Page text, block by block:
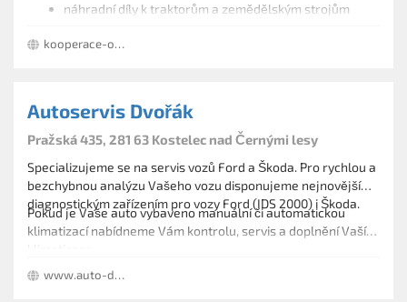
náhradní díly k traktorům a zemědělským strojům
pneumatiky a duše
klínové řemeny
gufera
filtry a součásti pro hydrauliku
hospodářské potřeby
kooperace-okrisky.cz
Autoservis Dvořák
Pražská 435, 281 63 Kostelec nad Černými lesy
Specializujeme se na servis vozů Ford a Škoda. Pro rychlou a
bezchybnou analýzu Vašeho vozu disponujeme nejnovějším
diagnostickým zařízením pro vozy Ford (IDS 2000) i Škoda.
Pokud je Vaše auto vybaveno manuální či automatickou
klimatizací nabídneme Vám kontrolu, servis a doplnění Vaší
přípravu a zajištění STK, pneuservis, opravy karoserií a nově
www.auto-dvorak.cz